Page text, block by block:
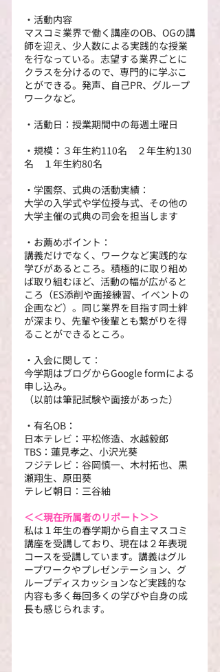
・活動内容
マスコミ業界で働く講座のOB、OGの講
師を迎え、少人数による実践的な授業
を行なっている。志望する業界ごとに
クラスを分けるので、専門的に学ぶこ
とができる。発声、自己PR、グループ
ワークなど。
・活動日：授業期間中の毎週土曜日
・規模：３年生約110名　２年生約130
名　１年生約80名
・学園祭、式典の活動実績：
大学の入学式や学位授与式、その他の
大学主催の式典の司会を担当します
・お薦めポイント：
講義だけでなく、ワークなど実践的な
学びがあるところ。積極的に取り組め
ば取り組むほど、活動の幅が広がると
ころ（ES添削や面接練習、イベントの
企画など）。同じ業界を目指す同士絆
が深まり、先輩や後輩とも繋がりを得
ることができるところ。
・入会に関して：
今学期はブログからGoogle formによる
申し込み。
（以前は筆記試験や面接があった）
・有名OB：
日本テレビ：平松修造、水越毅郎
TBS：蓮見孝之、小沢光葵
フジテレビ：谷岡慎一、木村拓也、黒
瀬翔生、原田葵
テレビ朝日：三谷紬
＜＜現在所属者のリポート＞＞
私は１年生の春学期から自主マスコミ
講座を受講しており、現在は２年表現
コースを受講しています。講義はグル
ープワークやプレゼンテーション、グ
ループディスカッションなど実践的な
内容も多く毎回多くの学びや自身の成
長も感じられます。